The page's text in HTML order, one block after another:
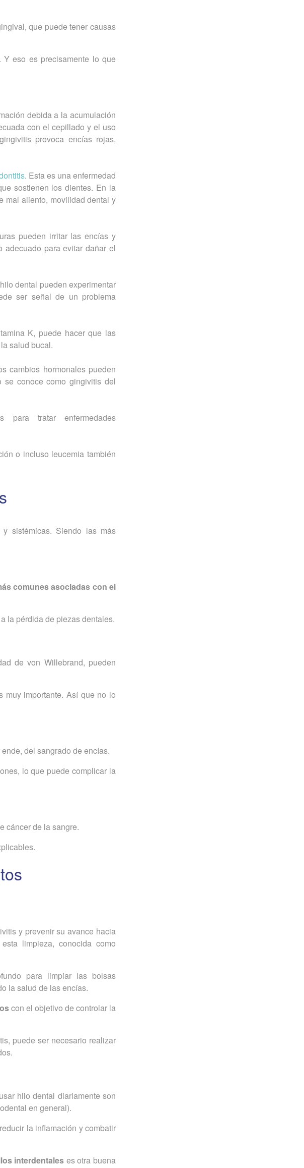
que puede tener causas
Y eso es precisamente lo que
debida a la acumulación
con el cepillado y el uso
provoca encías rojas,
. Esta es una enfermedad
sostienen los dientes. En la
mal aliento, movilidad dental y
pueden irritar las encías y
adecuado para evitar dañar el
dental pueden experimentar
ser señal de un problema
K, puede hacer que las
salud bucal.
cambios hormonales pueden
se conoce como gingivitis del
para tratar enfermedades
o incluso leucemia también
sistémicas. Siendo las más
comunes asociadas con el
la pérdida de piezas dentales.
de von Willebrand, pueden
muy importante. Así que no lo
ende, del sangrado de encías.
lo que puede complicar la
cáncer de la sangre.
y prevenir su avance hacia
limpieza, conocida como
para limpiar las bolsas
la salud de las encías.
con el objetivo de controlar la
puede ser necesario realizar
hilo dental diariamente son
en general).
la inflamación y combatir
interdentales es otra buena